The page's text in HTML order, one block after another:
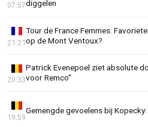
diggelen
07:57
Tour de France Femmes:
op de Mont Ventoux?
21:21
Patrick Evenepoel ziet absolute
voor Remco"
20:33
Gemengde gevoelens bij
19:59